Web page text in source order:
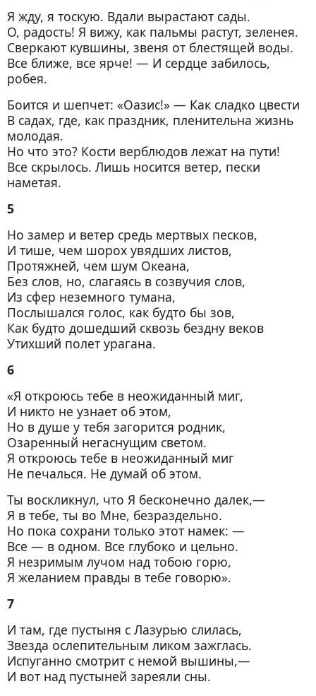
Я жду, я тоскую. Вдали вырастают сады.
О, радость! Я вижу, как пальмы растут, зеленея.
Сверкают кувшины, звеня от блестящей воды.
Все ближе, все ярче! — И сердце забилось,
робея.
Боится и шепчет: «Оазис!» — Как сладко цвести
В садах, где, как праздник, пленительна жизнь
молодая.
Но что это? Кости верблюдов лежат на пути!
Все скрылось. Лишь носится ветер, пески
наметая.
5
Но замер и ветер средь мертвых песков,
И тише, чем шорох увядших листов,
Протяжней, чем шум Океана,
Без слов, но, слагаясь в созвучия слов,
Из сфер неземного тумана,
Послышался голос, как будто бы зов,
Как будто дошедший сквозь бездну веков
Утихший полет урагана.
6
«Я откроюсь тебе в неожиданный миг,
И никто не узнает об этом,
Но в душе у тебя загорится родник,
Озаренный негаснущим светом.
Я откроюсь тебе в неожиданный миг
Не печалься. Не думай об этом.
Ты воскликнул, что Я бесконечно далек,—
Я в тебе, ты во Мне, безраздельно.
Но пока сохрани только этот намек: —
Все — в одном. Все глубоко и цельно.
Я незримым лучом над тобою горю,
Я желанием правды в тебе говорю».
7
И там, где пустыня с Лазурью слилась,
Звезда ослепительным ликом зажглась.
Испуганно смотрит с немой вышины,—
И вот над пустыней зареяли сны.